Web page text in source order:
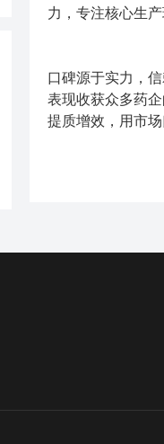
力，专注核心生
口碑源于实力，
表现收获众多药
提质增效，用市